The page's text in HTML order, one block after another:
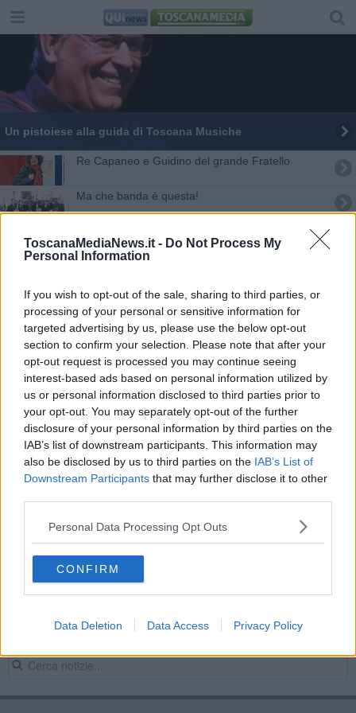
ToscanaMediaNews.it - Do Not Process My
Personal Information
If you wish to opt-out of the sale, sharing to third parties, or
processing of your personal or sensitive information for
targeted advertising by us, please use the below opt-out
section to confirm your selection. Please note that after your
opt-out request is processed you may continue seeing
interest-based ads based on personal information utilized by
us or personal information disclosed to third parties prior to
your opt-out. You may separately opt-out of the further
disclosure of your personal information by third parties on the
IAB’s list of downstream participants. This information may
also be disclosed by us to third parties on the IAB’s List of
Downstream Participants that may further disclose it to other
Personal Data Processing Opt Outs
CONFIRM
Data Deletion Data Access Privacy Policy
Un pistoiese alla guida di Toscana Musiche
Re Capaneo e Guidino del grande Fratello
Ma che banda è questa!
Di paura in paura
Toscana tra le regine della pasta
​Spara alla lepre e centra un altro cacciatore
Addio Lepre, partigiano ragazzino
Teatro della Toscana, confermato il
declassamento
Il nuovo calendario venatorio 2016-2017
L'isola invasa dal "bruco assassino"
Lotti e le nomine dei procuratori a Roma e
Firenze
La saggezza della lepre